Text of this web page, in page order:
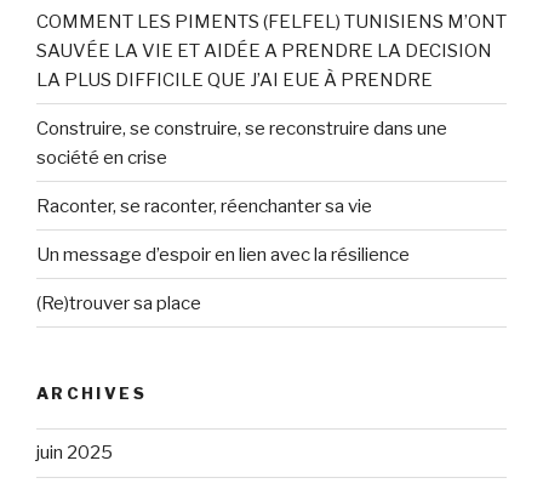
COMMENT LES PIMENTS (FELFEL) TUNISIENS M’ONT
SAUVÉE LA VIE ET AIDÉE A PRENDRE LA DECISION
LA PLUS DIFFICILE QUE J’AI EUE À PRENDRE
Construire, se construire, se reconstruire dans une
société en crise
Raconter, se raconter, réenchanter sa vie
Un message d’espoir en lien avec la résilience
(Re)trouver sa place
ARCHIVES
juin 2025